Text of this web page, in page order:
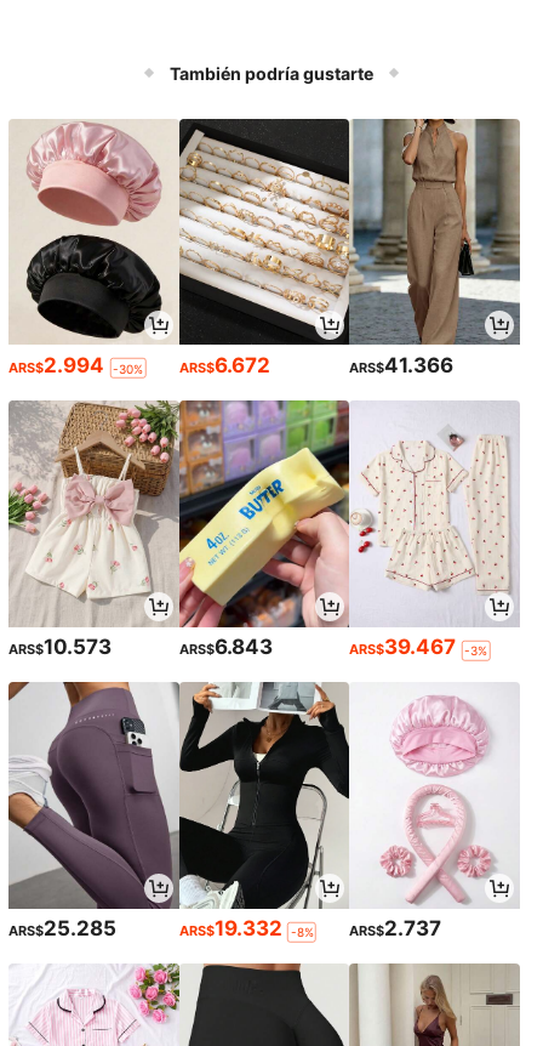
También podría gustarte
ARS$2.994 -30% ARS$6.672 ARS$41.366
ARS$10.573 ARS$6.843 ARS$39.467 -3%
ARS$25.285 ARS$19.332 -8% ARS$2.737